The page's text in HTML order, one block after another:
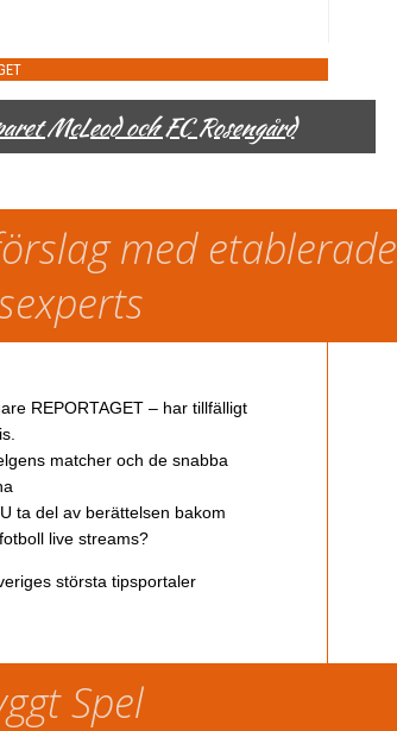
McLeod och FC Rosengård
med etablerade
REPORTAGET – har tillfälligt
matcher och de snabba
ta del av berättelsen bakom
live streams?
största tipsportaler
Spel